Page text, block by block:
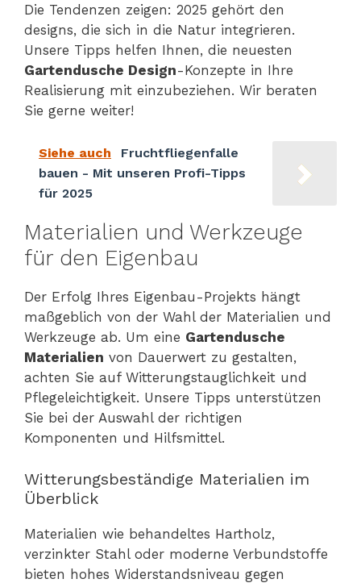
Die Tendenzen zeigen: 2025 gehört den
designs, die sich in die Natur integrieren.
Unsere Tipps helfen Ihnen, die neuesten
Gartendusche Design-Konzepte in Ihre
Realisierung mit einzubeziehen. Wir beraten
Sie gerne weiter!
Siehe auch
Fruchtfliegenfalle
bauen - Mit unseren Profi-Tipps
für 2025
Materialien und Werkzeuge
für den Eigenbau
Der Erfolg Ihres Eigenbau-Projekts hängt
maßgeblich von der Wahl der Materialien und
Werkzeuge ab. Um eine Gartendusche
Materialien von Dauerwert zu gestalten,
achten Sie auf Witterungstauglichkeit und
Pflegeleichtigkeit. Unsere Tipps unterstützen
Sie bei der Auswahl der richtigen
Komponenten und Hilfsmittel.
Witterungsbeständige Materialien im
Überblick
Materialien wie behandeltes Hartholz,
verzinkter Stahl oder moderne Verbundstoffe
bieten hohes Widerstandsniveau gegen